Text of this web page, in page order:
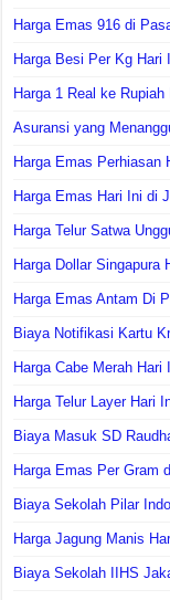
Harga Emas 916 di
Harga Besi Per Kg Hari
Harga 1 Real ke Rupiah
Asuransi yang
Harga Emas Perhiasan
Harga Emas Hari Ini di
Harga Telur Satwa
Harga Dollar Singapura
Harga Emas Antam Di
Biaya Notifikasi Kartu
Harga Cabe Merah Hari
Harga Telur Layer Hari
Biaya Masuk SD
Harga Emas Per Gram
Biaya Sekolah Pilar
Harga Jagung Manis
Biaya Sekolah IIHS